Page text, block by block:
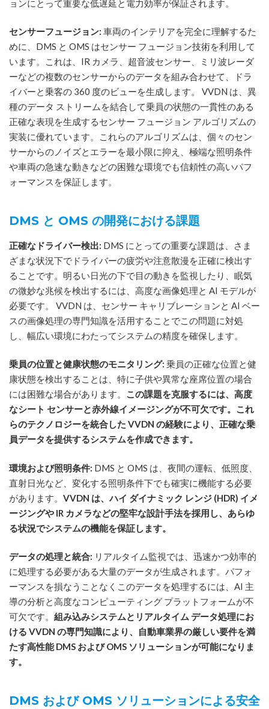
ョンにとって重要な低遅延と電力効率が保証されます。
センサーフュージョン: 車両のインテリアを完全に理解するた
めに、DMS と OMS はセンサー フュージョン技術を利用して
います。これは、IR カメラ、超音波センサー、ミリ波レーダ
ーなどの複数のセンサーからのデータを組み合わせて、ドラ
イバーと乗客の 360 度のビューを生成します。 VVDN は、異
種のデータ ストリームを結合して乗員の状態の一貫性のある
正確な表現を生成するセンサー フュージョン アルゴリズムの
実装に優れています。これらのアルゴリズムは、個々のセン
サーからのノイズとエラーを最小限に抑え、極端な照明条件
や車両の急速な動きなどの困難な環境でも信頼性の高いパフ
ォーマンスを保証します。
DMS と OMS の開発における課題
正確なドライバー検出: DMS にとっての重要な課題は、さま
ざまな状況下でドライバーの疲労や注意散漫を正確に検出す
ることです。明るい日光の下で目の動きを監視したり、眠気
の微妙な兆候を検出するには、高度な画像処理と AI モデルが
必要です。 VVDN は、センサー キャリブレーションと AI ベー
スの画像処理の専門知識を活用することでこの問題に対処
し、幅広い環境にわたってシステムの精度を確保します。
乗員の位置と健康状態のモニタリング: 乗員の正確な位置と健
康状態を検出することは、特に子供や異常な座席位置の場合
には困難な場合があります。 この課題を克服するには、高度
なシート センサーと赤外線イメージングが不可欠です。これ
らのテクノロジーを統合した VVDN の経験により、正確な乗
員データを提供するシステムを作成できます。
環境および照明条件: DMS と OMS は、夜間の運転、低照度、
直射日光など、変化する照明条件下でも確実に機能する必要
があります。 VVDN は、ハイ ダイナミック レンジ (HDR) イメ
ージングや IR カメラなどの堅牢な設計手法を採用し、あらゆ
る状況でシステムの機能を保証します。
データの処理と統合: リアルタイム監視では、迅速かつ効率的
に処理する必要がある大量のデータが生成されます。パフォ
ーマンスを損なうことなくこのデータを処理するには、AI 主
導の分析と高度なコンピューティング プラットフォームが不
可欠です。 組み込みシステムとリアルタイム データ処理にお
ける VVDN の専門知識により、自動車業界の厳しい要件を満
たす高性能 DMS および OMS ソリューションが可能になりま
す。
DMS および OMS ソリューションによる安全